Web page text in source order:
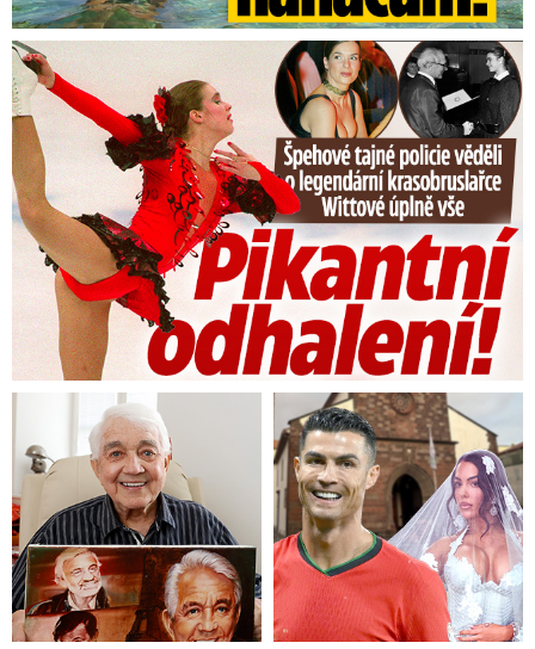
mlze kolem 0 °C.Stejně jako i v předchozích
dnech budou oslavy končícího roku spojené s
nízkou oblačností a mlhou.
Ani na Nový rok se situace nezmění.Podle
meteorologů ale přibude více možností deště
a sněhu.Nejnižší noční teploty +2 až -2 °C, při
slabém větru až -5 °C.Nejvyšší denní teploty 3
až 7 °C, při déletrvající mlze kolem 1 °C.
Očekává se i silnější vítr, zejména v Čechách a
ve Slezsku s nárazy až kolem 15 m/s. Na Moravě
místy vítr slabý do 4 m/s. Podobně tomu bude i
ve čtvrtek, kdy se můžeme místy dočkat denní
teploty až do 9 °C.
Tajná policie špehovala krasobruslařku Wittovou: Pikantní ...